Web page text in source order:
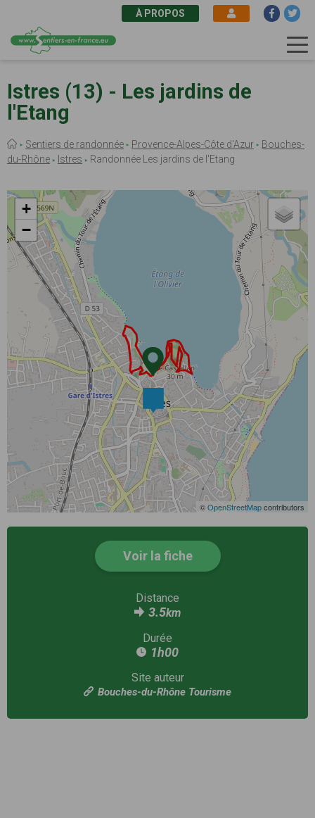
au
contenu
principal
À PROPOS
Istres (13) - Les jardins de
l'Etang
Fil
d'Ariane
Sentiers de randonnée Provence-Alpes-Côte d'Azur
Bouches-
du-Rhône
Istres Randonnée Les jardins de l'Etang
+
−
©OpenStreetMapcontributors
Voir la fiche
Distance
3.5km
Durée
1h00
Site auteur
Bouches-du-Rhône Tourisme